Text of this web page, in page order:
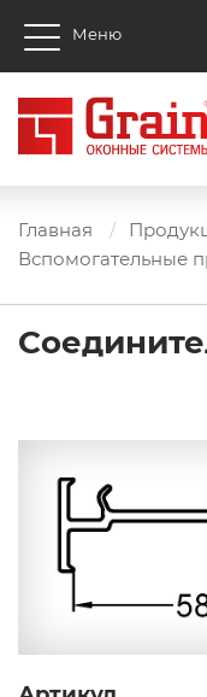
Меню
Главная
Вспомогательные